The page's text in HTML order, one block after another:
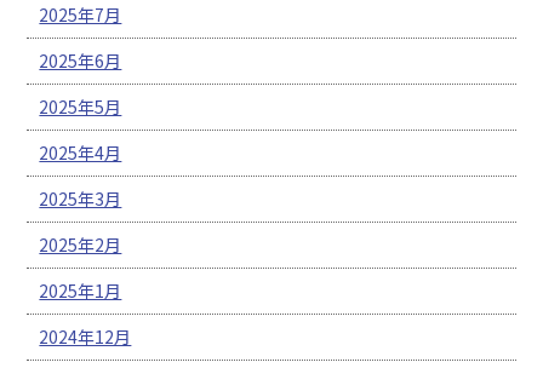
2025年7月
2025年6月
2025年5月
2025年4月
2025年3月
2025年2月
2025年1月
2024年12月